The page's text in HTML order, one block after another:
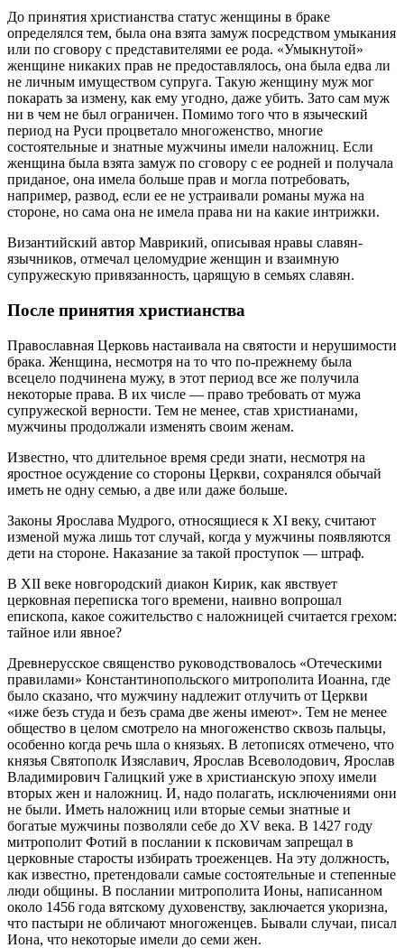
До принятия христианства статус женщины в браке
определялся тем, была она взята замуж посредством умыкания
или по сговору с представителями ее рода. «Умыкнутой»
женщине никаких прав не предоставлялось, она была едва ли
не личным имуществом супруга. Такую женщину муж мог
покарать за измену, как ему угодно, даже убить. Зато сам муж
ни в чем не был ограничен. Помимо того что в языческий
период на Руси процветало многоженство, многие
состоятельные и знатные мужчины имели наложниц. Если
женщина была взята замуж по сговору с ее родней и получала
приданое, она имела больше прав и могла потребовать,
например, развод, если ее не устраивали романы мужа на
стороне, но сама она не имела права ни на какие интрижки.
Византийский автор Маврикий, описывая нравы славян-
язычников, отмечал целомудрие женщин и взаимную
супружескую привязанность, царящую в семьях славян.
После принятия христианства
Православная Церковь настаивала на святости и нерушимости
брака. Женщина, несмотря на то что по-прежнему была
всецело подчинена мужу, в этот период все же получила
некоторые права. В их числе — право требовать от мужа
супружеской верности. Тем не менее, став христианами,
мужчины продолжали изменять своим женам.
Известно, что длительное время среди знати, несмотря на
яростное осуждение со стороны Церкви, сохранялся обычай
иметь не одну семью, а две или даже больше.
Законы Ярослава Мудрого, относящиеся к XI веку, считают
изменой мужа лишь тот случай, когда у мужчины появляются
дети на стороне. Наказание за такой проступок — штраф.
В XII веке новгородский диакон Кирик, как явствует
церковная переписка того времени, наивно вопрошал
епископа, какое сожительство с наложницей считается грехом:
тайное или явное?
Древнерусское священство руководствовалось «Отеческими
правилами» Константинопольского митрополита Иоанна, где
было сказано, что мужчину надлежит отлучить от Церкви
«иже безъ студа и безъ срама две жены имеют». Тем не менее
общество в целом смотрело на многоженство сквозь пальцы,
особенно когда речь шла о князьях. В летописях отмечено, что
князья Святополк Изяславич, Ярослав Всеволодович, Ярослав
Владимирович Галицкий уже в христианскую эпоху имели
вторых жен и наложниц. И, надо полагать, исключениями они
не были. Иметь наложниц или вторые семьи знатные и
богатые мужчины позволяли себе до XV века. В 1427 году
митрополит Фотий в послании к псковичам запрещал в
церковные старосты избирать троеженцев. На эту должность,
как известно, претендовали самые состоятельные и степенные
люди общины. В послании митрополита Ионы, написанном
около 1456 года вятскому духовенству, заключается укоризна,
что пастыри не обличают многоженцев. Бывали случаи, писал
Иона, что некоторые имели до семи жен.